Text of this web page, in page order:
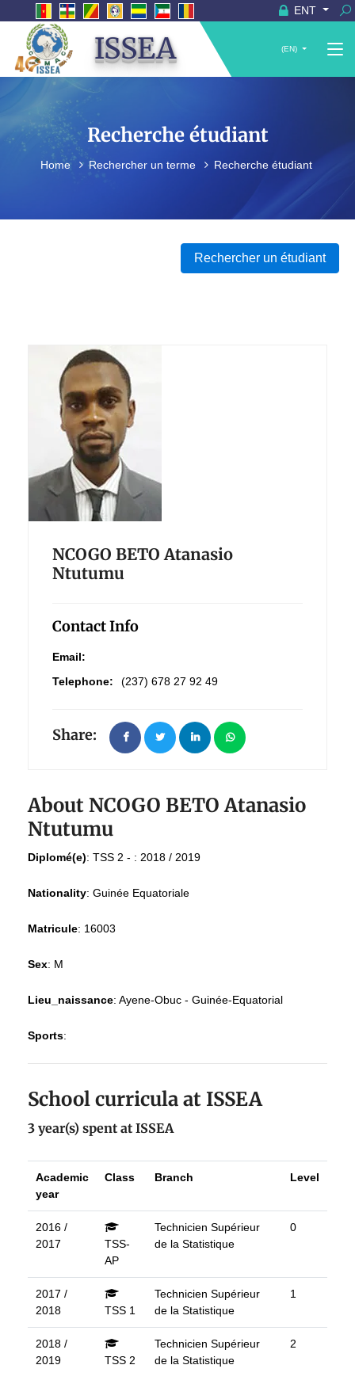
ENT
ISSEA (EN)
Recherche étudiant
Home Rechercher un terme Recherche étudiant
Rechercher un étudiant
NCOGO BETO Atanasio
Ntutumu
Contact Info
Email:
Telephone:
(237) 678 27 92 49
Share:
About NCOGO BETO Atanasio
Ntutumu
Diplomé(e): TSS 2 - : 2018 / 2019
Nationality: Guinée Equatoriale
Matricule: 16003
Sex: M
Lieu_naissance: Ayene-Obuc - Guinée-Equatorial
Sports:
School curricula at ISSEA
3 year(s) spent at ISSEA
Academic
year
Class Branch Level
2016 /
2017
TSS-
AP
Technicien Supérieur
de la Statistique
0
2017 /
2018
TSS 1
Technicien Supérieur
de la Statistique
1
2018 /
2019
TSS 2
Technicien Supérieur
de la Statistique
2